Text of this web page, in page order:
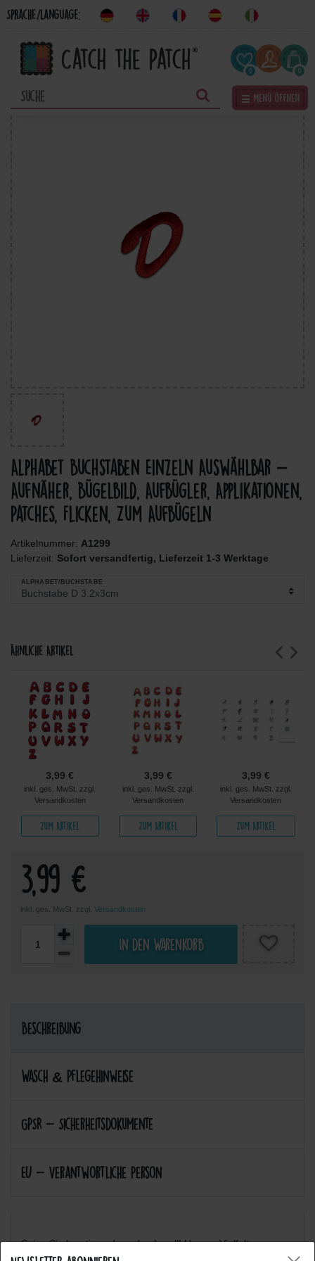
Sprache/Language:
0
☰ Menü öffnen
Alphabet Buchstaben Einzeln Auswählbar -
Aufnäher, Bügelbild, Aufbügler, Applikationen,
Patches, Flicken, Zum Aufbügeln
Artikelnummer: A1299
Lieferzeit: Sofort versandfertig, Lieferzeit 1-3 Werktage
ALPHABET/BUCHSTABE
Ähnliche Artikel
3,99 €
inkl. ges. MwSt. zzgl.
Versandkosten
Zum Artikel
3,99 €
inkl. ges. MwSt. zzgl.
Versandkosten
Zum Artikel
3,99 €
inkl. ges. MwSt. zzgl.
Versandkosten
Zum Artikel
3,99 €
inkl. ges. MwSt. zzgl. Versandkosten
In den Warenkorb
Beschreibung
Wasch & Pflegehinweise
GPSR - Sicherheitsdokumente
EU - Verantwortliche Person
Seien Sie kreativ und ausdrucksvoll! Unsere Vielfalt an
verschiedenen Motiven werden Sie inspirieren! :-)